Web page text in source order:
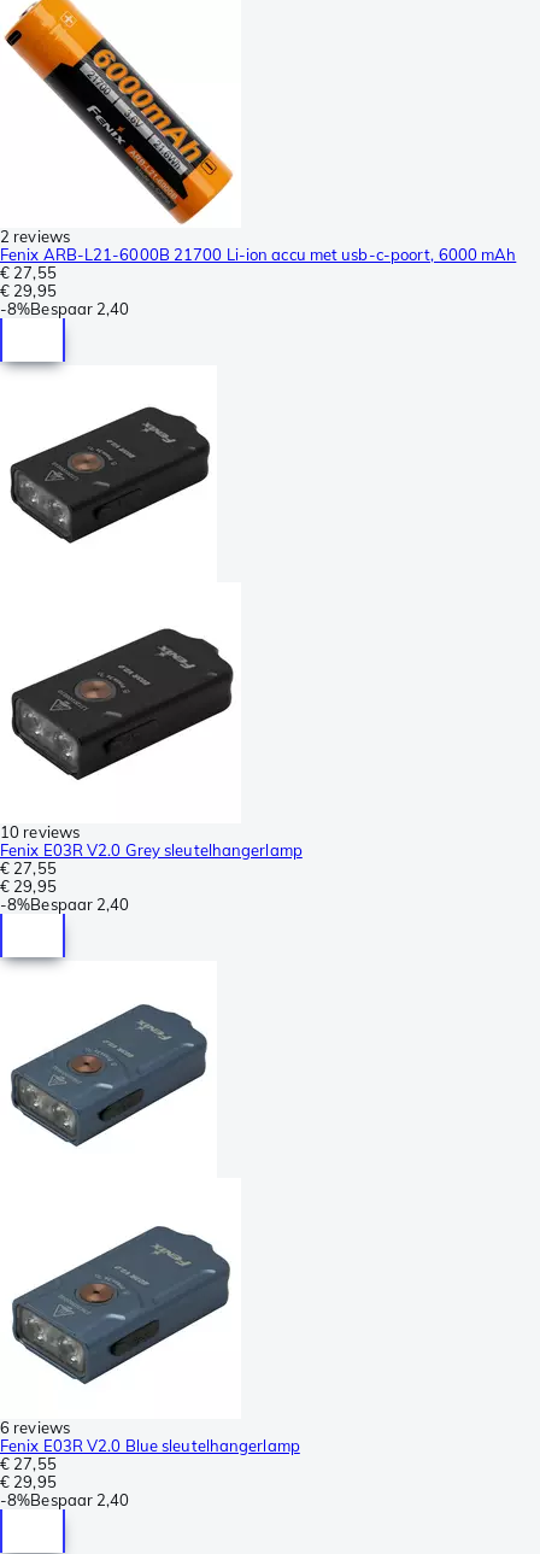
2 reviews
Fenix ARB-L21-6000B 21700 Li-ion accu met usb-c-poort, 6000 mAh
€ 27,55
€ 29,95
-8%Bespaar 2,40
10 reviews
Fenix E03R V2.0 Grey sleutelhangerlamp
€ 27,55
€ 29,95
-8%Bespaar 2,40
6 reviews
Fenix E03R V2.0 Blue sleutelhangerlamp
€ 27,55
€ 29,95
-8%Bespaar 2,40